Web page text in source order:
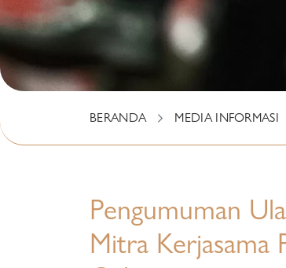
BERANDA MEDIA INFORMASI
Pengumuman
Mitra Kerjasama